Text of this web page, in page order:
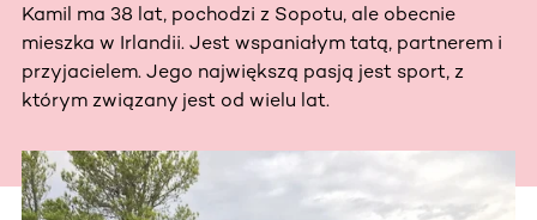
Kamil ma 38 lat, pochodzi z Sopotu, ale obecnie
mieszka w Irlandii. Jest wspaniałym tatą, partnerem i
przyjacielem. Jego największą pasją jest sport, z
którym związany jest od wielu lat.